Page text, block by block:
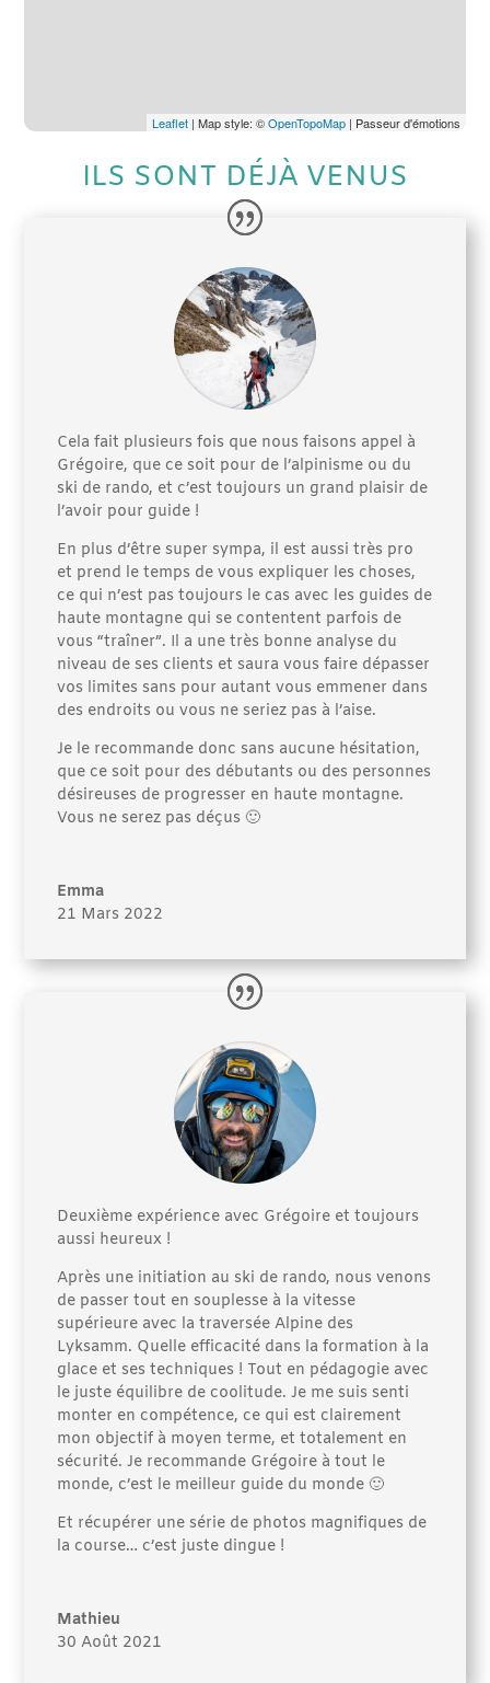
Leaflet| Map style: ©OpenTopoMap| Passeur d'émotions
ILS SONT DÉJÀ VENUS
Cela fait plusieurs fois que nous faisons appel à
Grégoire, que ce soit pour de l’alpinisme ou du
ski de rando, et c’est toujours un grand plaisir de
l’avoir pour guide !
En plus d’être super sympa, il est aussi très pro
et prend le temps de vous expliquer les choses,
ce qui n’est pas toujours le cas avec les guides de
haute montagne qui se contentent parfois de
vous “traîner”. Il a une très bonne analyse du
niveau de ses clients et saura vous faire dépasser
vos limites sans pour autant vous emmener dans
des endroits ou vous ne seriez pas à l’aise.
Je le recommande donc sans aucune hésitation,
que ce soit pour des débutants ou des personnes
désireuses de progresser en haute montagne.
Vous ne serez pas déçus 🙂
Emma
21 Mars 2022
Deuxième expérience avec Grégoire et toujours
aussi heureux !
Après une initiation au ski de rando, nous venons
de passer tout en souplesse à la vitesse
supérieure avec la traversée Alpine des
Lyksamm. Quelle efficacité dans la formation à la
glace et ses techniques ! Tout en pédagogie avec
le juste équilibre de coolitude. Je me suis senti
monter en compétence, ce qui est clairement
mon objectif à moyen terme, et totalement en
sécurité. Je recommande Grégoire à tout le
monde, c’est le meilleur guide du monde 🙂
Et récupérer une série de photos magnifiques de
la course… c’est juste dingue !
Mathieu
30 Août 2021